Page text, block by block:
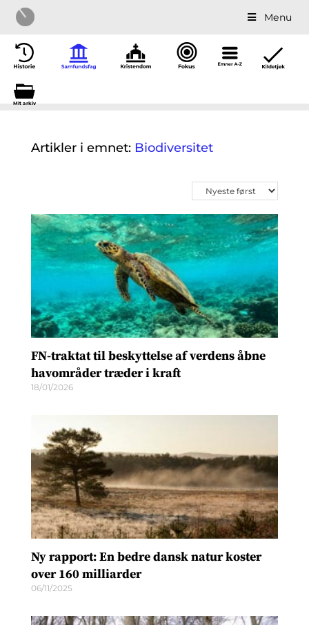
Menu
Mit arkiv
Artikler i emnet: Biodiversitet
FN-traktat til beskyttelse af verdens åbne
havområder træder i kraft
18/01/2026
Ny rapport: En bedre dansk natur koster
over 160 milliarder
06/11/2025